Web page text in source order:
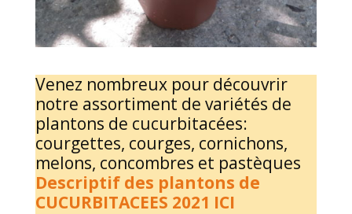
Venez nombreux pour découvrir
notre assortiment de variétés de
plantons de cucurbitacées:
courgettes, courges, cornichons,
melons, concombres et pastèques
Descriptif des plantons de
CUCURBITACEES 2021 ICI